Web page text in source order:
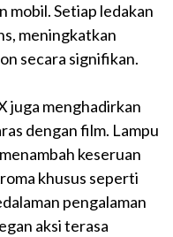
mobil. Setiap ledakan
meningkatkan
secara signifikan.
juga menghadirkan
dengan film. Lampu
keseruan
khusus seperti
pengalaman
aksi terasa